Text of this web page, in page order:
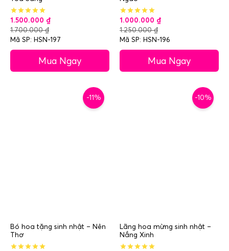
1.500.000 ₫
1.700.000₫
Mã SP: HSN-197
Mua Ngay
1.000.000 ₫
1.250.000₫
Mã SP: HSN-196
Mua Ngay
-11%
Bó hoa tặng sinh nhật – Nên
Thơ
-10%
Lãng hoa mừng sinh nhật –
Nắng Xinh